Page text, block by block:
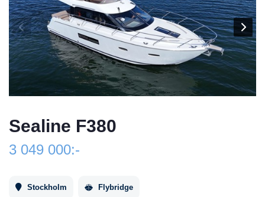
Sealine F380
3 049 000:-
Stockholm Flybridge